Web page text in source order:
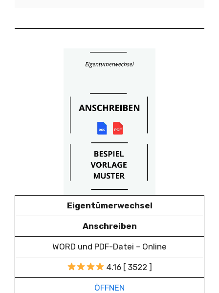
Eigentümerwechsel
Anschreiben
WORD und PDF-Datei – Online
4.16 [ 3522 ]
ÖFFNEN